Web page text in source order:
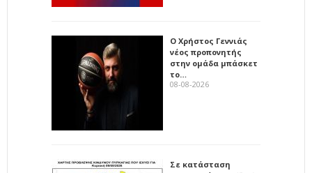
Ο Χρήστος Γεννιάς
νέος προπονητής
στην ομάδα μπάσκετ
το…
08-08-2026
Σε κατάσταση